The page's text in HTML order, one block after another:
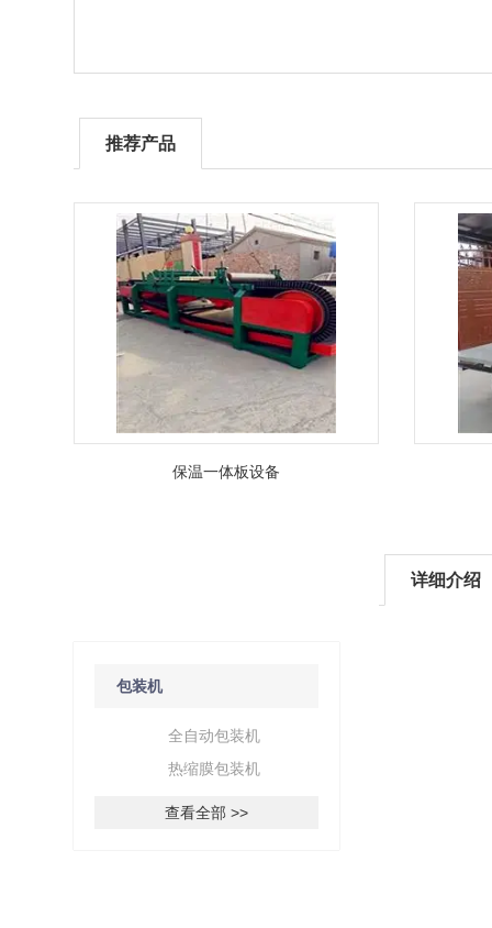
推荐产品
保温一体板设备
包装机
全自动包装机
热缩膜包装机
查看全部 >>
详细介绍